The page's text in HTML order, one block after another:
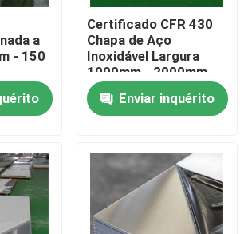
da folha
da folha
a
- 150
Certificado CFR 430
Chapa de Aço
Inoxidável Largura
1000mm - 2000mm
Enviar inquérito